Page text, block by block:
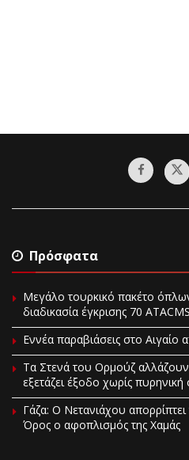
Πρόσφατα
Μεγάλο τουρκικό πακέτο
διαδικασία έγκρισης 70
Εννέα παραβιάσεις στο Αιγαίο
Τα Στενά του Ορμούζ
εξετάζει έξοδο χωρίς
Γάζα: Ο Νετανιάχου
Όρος ο αφοπλισμός της Χαμάς